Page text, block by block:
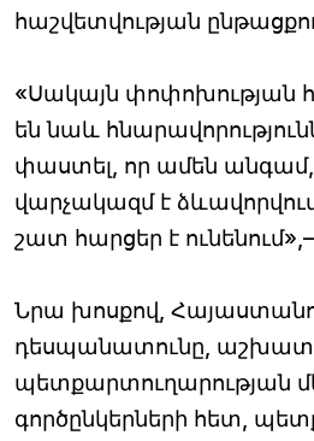
հաշվետվության
«Սակայն փոփոխության
են նաև
փաստել, որ ամեն անգամ,
վարչակազմ է
շատ հարցեր է ունենում»,–
Նրա խոսքով,
դեսպանատունը,
պետքարտուղարության
գործընկերների հետ,